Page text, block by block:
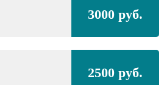
3000 руб.
2500 руб.